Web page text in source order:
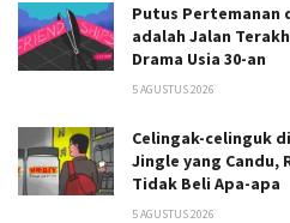
Putus Pertemanan
adalah Jalan
Drama Usia 30-an
5 AGUSTUS 2026
Celingak-celinguk
Jingle yang Candu,
Tidak Beli Apa-apa
5 AGUSTUS 2026